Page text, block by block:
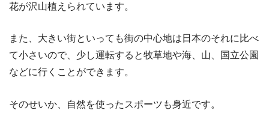
花が沢山植えられています。
また、大きい街といっても街の中心地は日本のそれに比べ
て小さいので、少し運転すると牧草地や海、山、国立公園
などに行くことができます。
そのせいか、自然を使ったスポーツも身近です。